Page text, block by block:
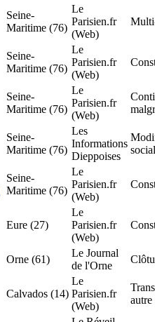
Seine-
Maritime (76)
Le
Parisien.fr
(Web)
Seine-
Maritime (76)
Le
Parisien.fr
(Web)
Seine-
Maritime (76)
Le
Parisien.fr
(Web)
Seine-
Maritime (76)
Les
Informations
Dieppoises
social
Seine-
Maritime (76)
Le
Parisien.fr
(Web)
Eure (27)
Le
Parisien.fr
(Web)
Orne (61)
Le Journal
de l'Orne
Calvados (14)
Le
Parisien.fr
(Web)
autre